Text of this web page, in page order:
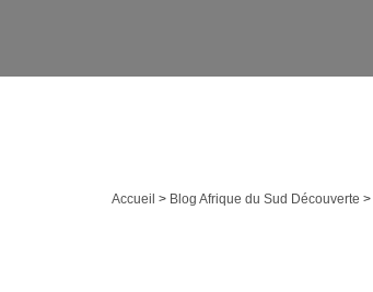
Accueil > Blog Afrique du Sud Découverte >